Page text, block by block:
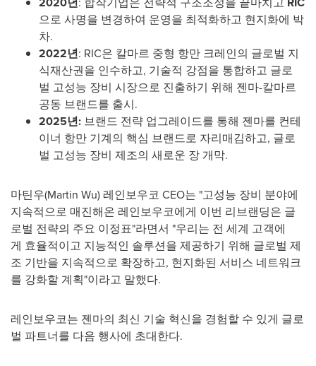
으로 사명을 변경하여 운영을 최적화하고 현지화에 박
차.
2022년: RIC은 칼마르 중형 항만 크레인의 글로벌 지
식재산권을 인수하고, 기술적 강점을 통합하고 글로
벌 고성능 장비 시장으로 진출하기 위해 젠마-칼마르
공동 브랜드를 출시.
2025년: 브랜드 전략 업그레이드를 통해 젠마를 컨테
이너 항만 기계의 핵심 브랜드로 자리매김하고, 글로
벌 고성능 장비 제조의 새로운 장 개막.
마틴우(Martin Wu) 레인보우코 CEO는 "고성능 장비 분야에
지속적으로 매진해온 레인보우코에게 이번 리브랜딩은 글
로벌 전략의 주요 이정표"라면서 "우리는 전 세계 고객에
게 효율적이고 지능적인 솔루션을 제공하기 위해 글로벌 제
조 기반을 지속적으로 확장하고, 현지화된 서비스 네트워크
를 강화할 계획"이라고 말했다.
레인보우코는 젠마의 최신 기술 혁신을 경험할 수 있게 글로
벌 파트너를 다음 행사에 초대한다.